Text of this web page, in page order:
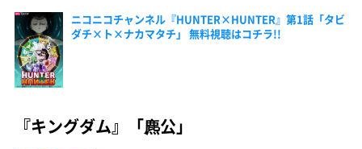
ニコニコチャンネル『HUNTER×HUNTER』第1話「タビ
ダチ×ト×ナカマタチ」 無料視聴はコチラ!!
『キングダム』「麃公」